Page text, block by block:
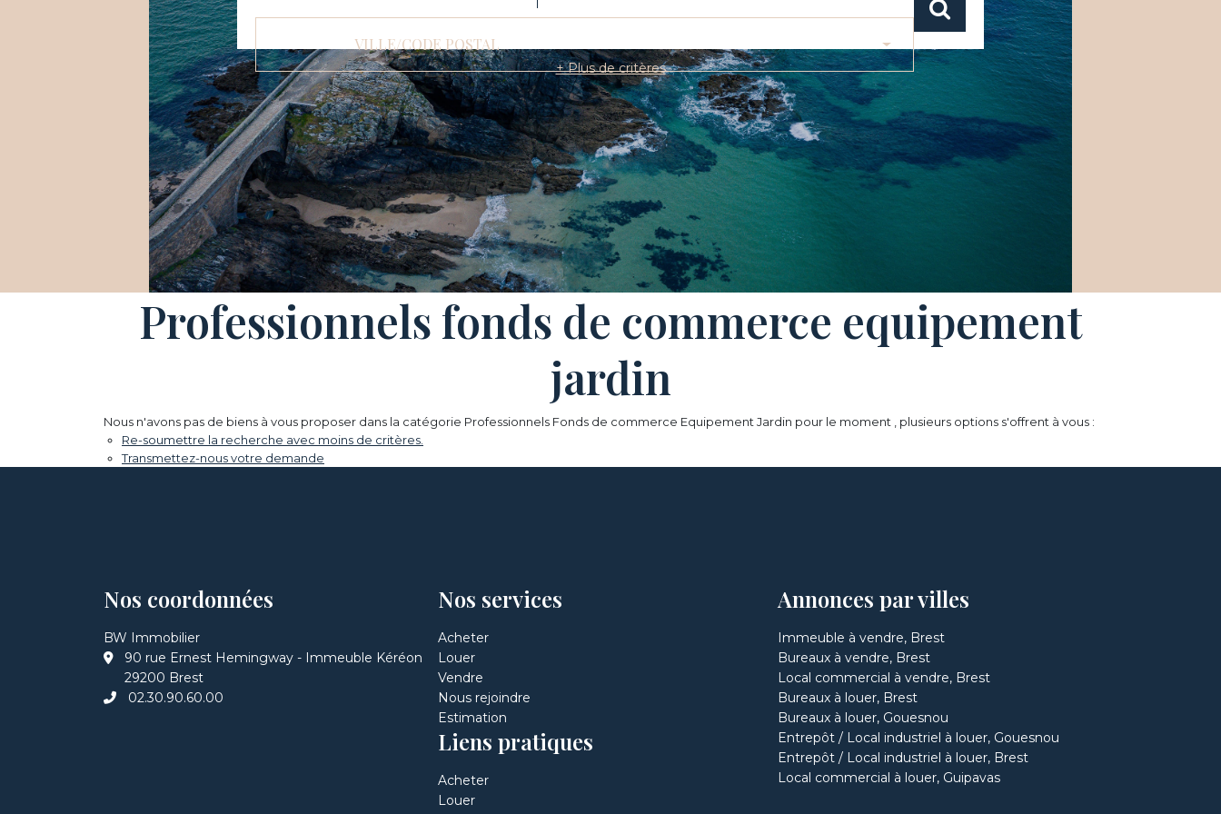
VILLE/CODE POSTAL
+ Plus de critères
Professionnels fonds de commerce equipement
jardin
Nous n'avons pas de biens à vous proposer dans la catégorie Professionnels Fonds de commerce Equipement Jardin pour le moment , plusieurs options s'offrent à vous :
Re-soumettre la recherche avec moins de critères.
Transmettez-nous votre demande
Nos coordonnées
BW Immobilier
90 rue Ernest Hemingway - Immeuble Kéréon
29200 Brest
02.30.90.60.00
Nos services
Acheter
Louer
Vendre
Nous rejoindre
Estimation
Liens pratiques
Acheter
Louer
Annonces par villes
Immeuble à vendre, Brest
Bureaux à vendre, Brest
Local commercial à vendre, Brest
Bureaux à louer, Brest
Bureaux à louer, Gouesnou
Entrepôt / Local industriel à louer, Gouesnou
Entrepôt / Local industriel à louer, Brest
Local commercial à louer, Guipavas